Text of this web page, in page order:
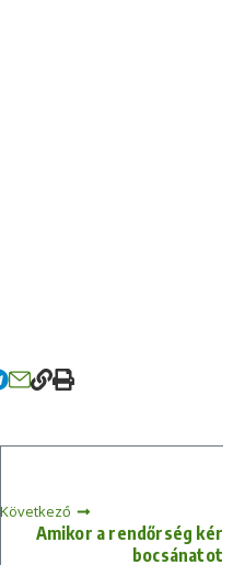
Következő
Amikor a rendőrség kér
bocsánatot